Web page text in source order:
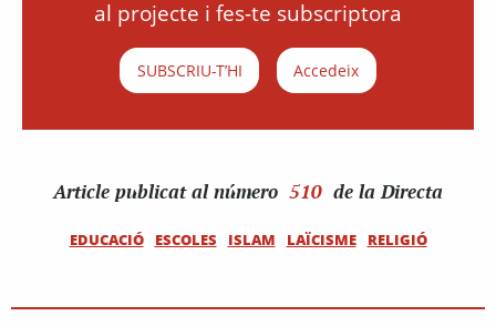
al projecte i fes-te subscriptora
SUBSCRIU-T’HI Accedeix
Article publicat al número 510 de la Directa
EDUCACIÓ ESCOLES ISLAM LAÏCISME RELIGIÓ